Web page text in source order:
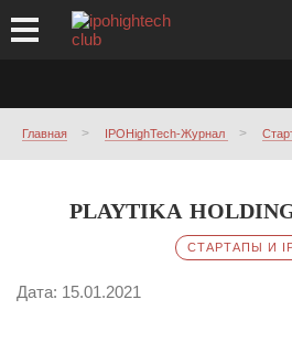
Главная IPOHighTech-Журнал
PLAYTIKA
СТАРТАПЫ И
Дата: 15.01.2021